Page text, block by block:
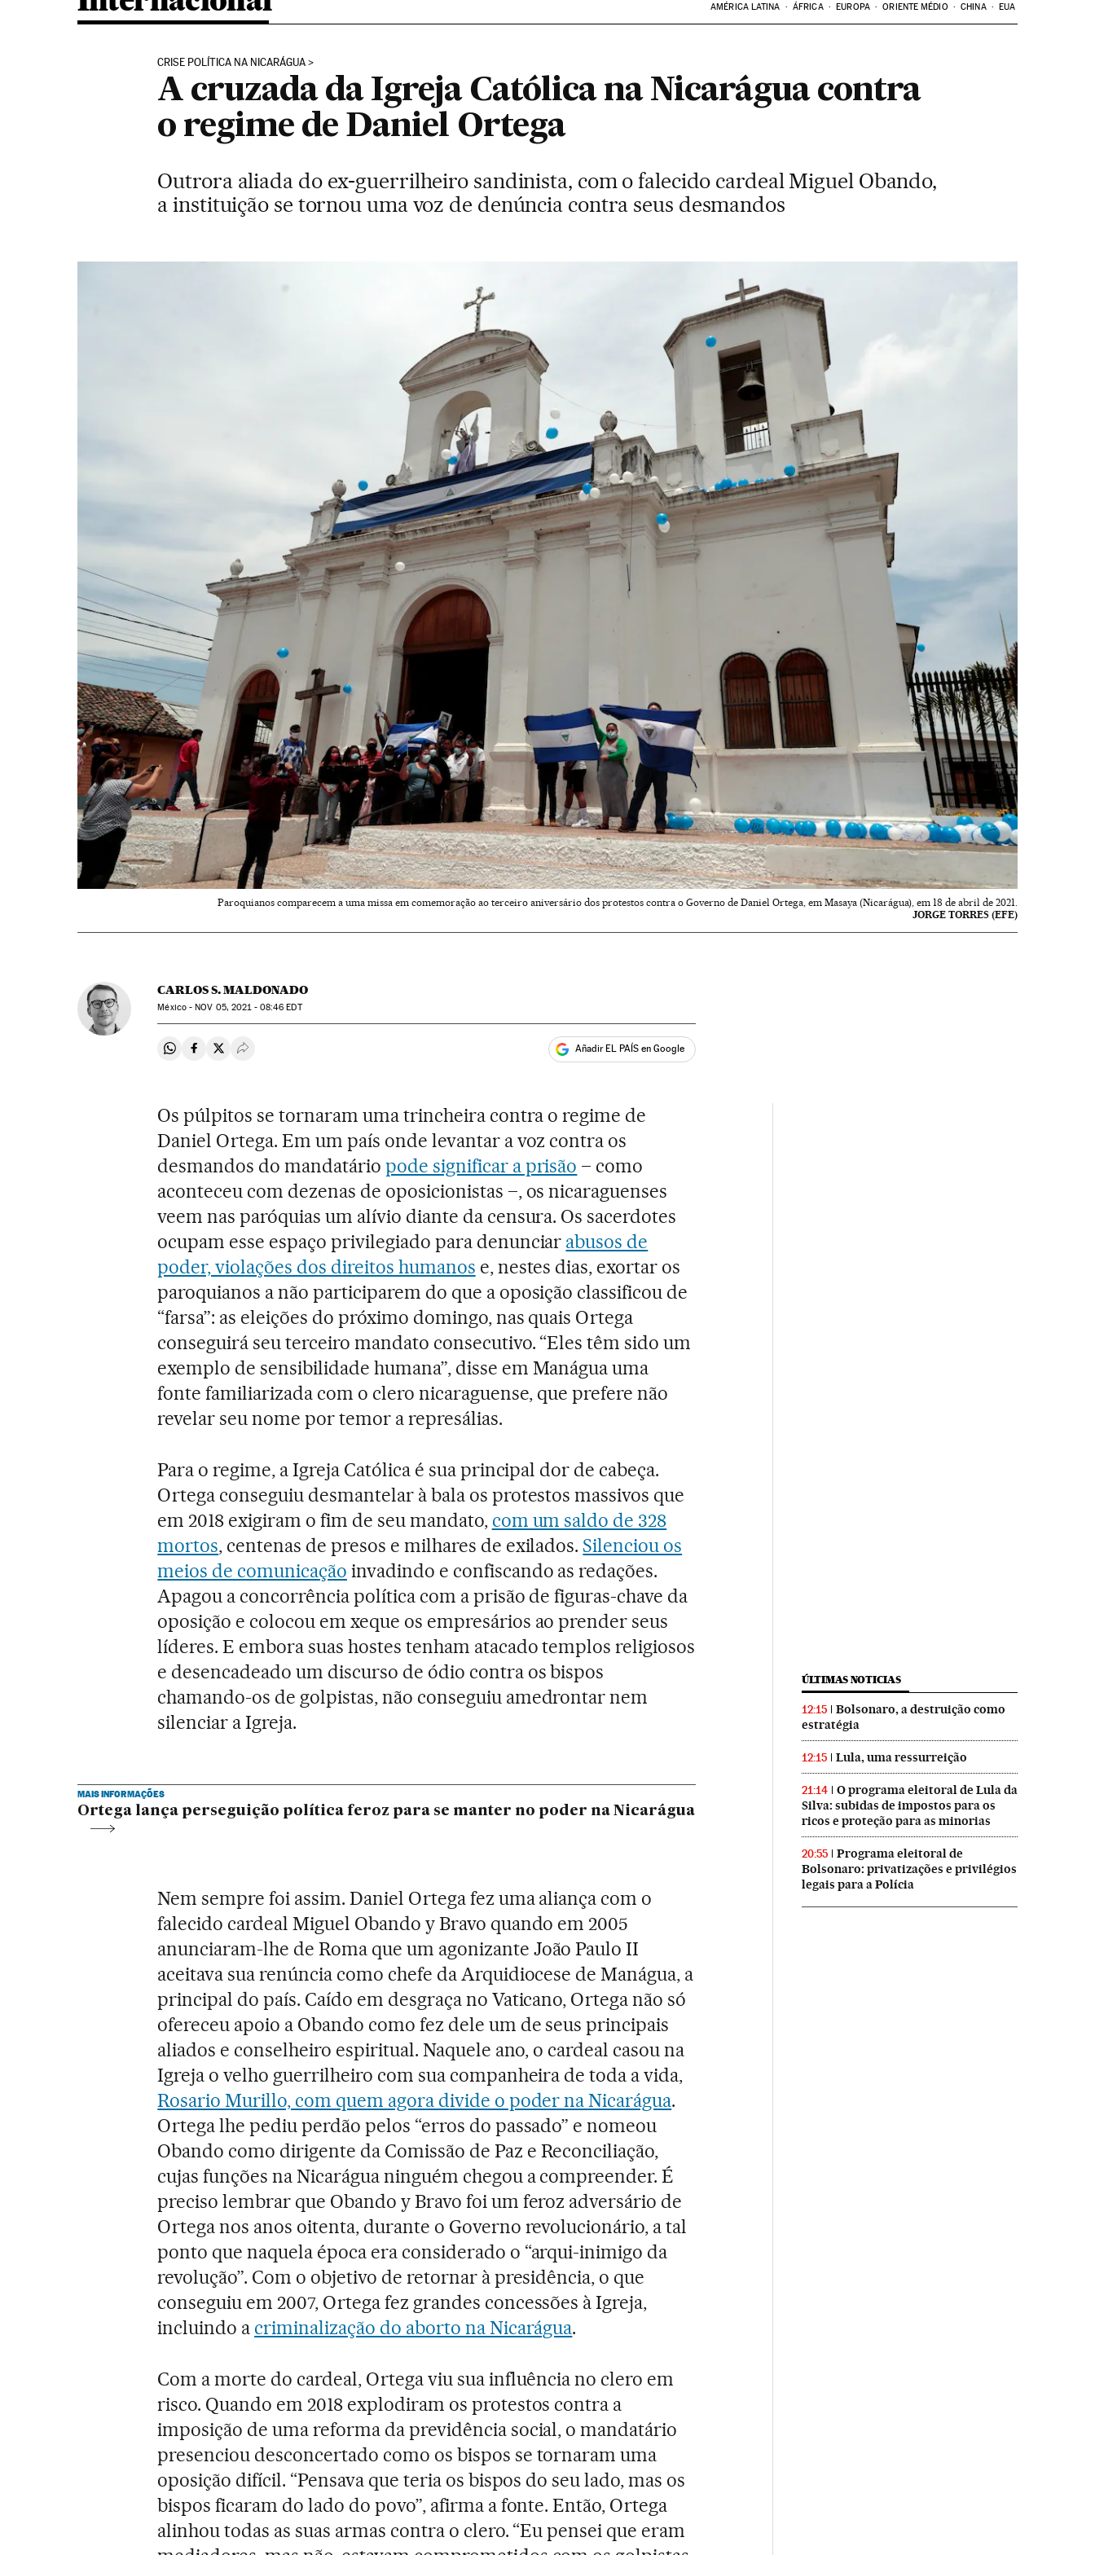
AMÉRICA LATINA ÁFRICA EUROPA ORIENTE MÉDIO CHINA EUA
CRISE POLÍTICA NA NICARÁGUA
A cruzada da Igreja Católica na Nicarágua contra
o regime de Daniel Ortega
Outrora aliada do ex-guerrilheiro sandinista, com o falecido cardeal Miguel Obando,
a instituição se tornou uma voz de denúncia contra seus desmandos
Paroquianos comparecem a uma missa em comemoração ao terceiro aniversário dos protestos contra o Governo de Daniel Ortega, em Masaya (Nicarágua), em 18 de abril de 2021.
JORGE TORRES (EFE)
CARLOS S. MALDONADO
México -NOV 05, 2021 - 08:46 EDT
Compartir en Whatsapp
Compartir en Facebook
Compartir en Twitter
Desplegar Redes Sociales Añadir EL PAÍS en Google
Os púlpitos se tornaram uma trincheira contra o regime de
Daniel Ortega. Em um país onde levantar a voz contra os
desmandos do mandatário pode significar a prisão – como
aconteceu com dezenas de oposicionistas –, os nicaraguenses
veem nas paróquias um alívio diante da censura. Os sacerdotes
ocupam esse espaço privilegiado para denunciar abusos de
poder, violações dos direitos humanos e, nestes dias, exortar os
paroquianos a não participarem do que a oposição classificou de
“farsa”: as eleições do próximo domingo, nas quais Ortega
conseguirá seu terceiro mandato consecutivo. “Eles têm sido um
exemplo de sensibilidade humana”, disse em Manágua uma
fonte familiarizada com o clero nicaraguense, que prefere não
revelar seu nome por temor a represálias.
Para o regime, a Igreja Católica é sua principal dor de cabeça.
Ortega conseguiu desmantelar à bala os protestos massivos que
em 2018 exigiram o fim de seu mandato, com um saldo de 328
mortos, centenas de presos e milhares de exilados. Silenciou os
meios de comunicação invadindo e confiscando as redações.
Apagou a concorrência política com a prisão de figuras-chave da
oposição e colocou em xeque os empresários ao prender seus
líderes. E embora suas hostes tenham atacado templos religiosos
e desencadeado um discurso de ódio contra os bispos
chamando-os de golpistas, não conseguiu amedrontar nem
silenciar a Igreja.
MAIS INFORMAÇÕES
Ortega lança perseguição política feroz para se manter no poder na Nicarágua
Nem sempre foi assim. Daniel Ortega fez uma aliança com o
falecido cardeal Miguel Obando y Bravo quando em 2005
anunciaram-lhe de Roma que um agonizante João Paulo II
aceitava sua renúncia como chefe da Arquidiocese de Manágua, a
principal do país. Caído em desgraça no Vaticano, Ortega não só
ofereceu apoio a Obando como fez dele um de seus principais
aliados e conselheiro espiritual. Naquele ano, o cardeal casou na
Igreja o velho guerrilheiro com sua companheira de toda a vida,
Rosario Murillo, com quem agora divide o poder na Nicarágua.
Ortega lhe pediu perdão pelos “erros do passado” e nomeou
Obando como dirigente da Comissão de Paz e Reconciliação,
cujas funções na Nicarágua ninguém chegou a compreender. É
preciso lembrar que Obando y Bravo foi um feroz adversário de
Ortega nos anos oitenta, durante o Governo revolucionário, a tal
ponto que naquela época era considerado o “arqui-inimigo da
revolução”. Com o objetivo de retornar à presidência, o que
conseguiu em 2007, Ortega fez grandes concessões à Igreja,
incluindo a criminalização do aborto na Nicarágua.
Com a morte do cardeal, Ortega viu sua influência no clero em
risco. Quando em 2018 explodiram os protestos contra a
imposição de uma reforma da previdência social, o mandatário
presenciou desconcertado como os bispos se tornaram uma
oposição difícil. “Pensava que teria os bispos do seu lado, mas os
bispos ficaram do lado do povo”, afirma a fonte. Então, Ortega
alinhou todas as suas armas contra o clero. “Eu pensei que eram
ÚLTIMAS NOTICIAS
12:15
Bolsonaro, a destruição como
estratégia
12:15 Lula, uma ressurreição
21:14
O programa eleitoral de Lula da
Silva: subidas de impostos para os
ricos e proteção para as minorias
20:55
Programa eleitoral de
Bolsonaro: privatizações e privilégios
legais para a Polícia